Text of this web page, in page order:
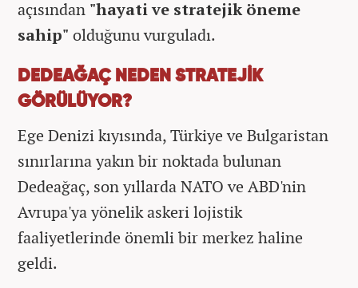
açısından "hayati ve stratejik öneme
sahip" olduğunu vurguladı.
DEDEAĞAÇ NEDEN STRATEJİK
GÖRÜLÜYOR?
Ege Denizi kıyısında, Türkiye ve Bulgaristan
sınırlarına yakın bir noktada bulunan
Dedeağaç, son yıllarda NATO ve ABD'nin
Avrupa'ya yönelik askeri lojistik
faaliyetlerinde önemli bir merkez haline
geldi.